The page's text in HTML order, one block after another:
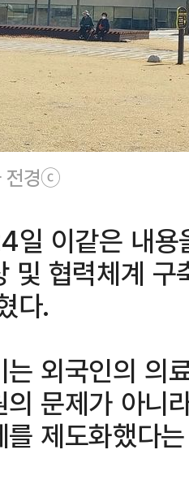
전경ⓒ
일 이같은 내용
및 협력체계 구
다.
외국인의 의
문제가 아니
제도화했다